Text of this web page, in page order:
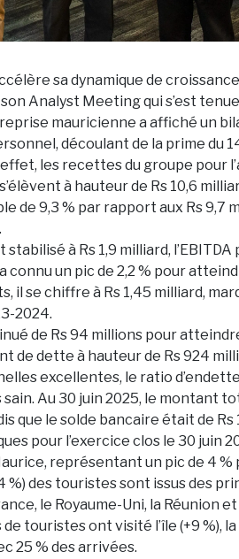
sa dynamique de
Analyst Meeting qui s’est
mauricienne a affiché un
découlant de la prime du
les recettes du groupe pour
à hauteur de Rs 10,6
de 9,3 % par rapport aux Rs 9,7
à Rs 1,9 milliard, l’EBITDA
un pic de 2,2 % pour
il se chiffre à Rs 1,45 milliard,
2024.
de Rs 94 millions pour
de dette à hauteur de Rs 924
excellentes, le ratio
Au 30 juin 2025, le montant
que le solde bancaire était de Rs
pour l’exercice clos le 30 juin
représentant un pic de 4 %
%) des touristes sont issus des
le Royaume-Uni, la Réunion et
touristes ont visité l’île (+9 %),
25 % des arrivées.